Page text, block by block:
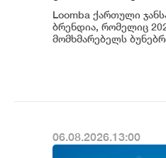
გახსნას გეგმავს
Loomba ქართული
ბრენდია, რომელიც
მომხმარებელს
06.08.2026.13:00